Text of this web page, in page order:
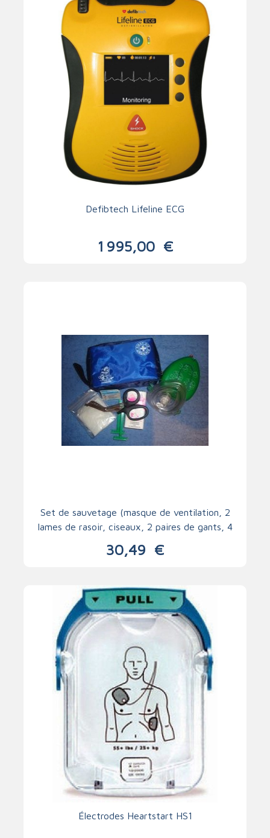
Defibtech Lifeline ECG
1 995,00 €
Set de sauvetage (masque de ventilation, 2
lames de rasoir, ciseaux, 2 paires de gants, 4
30,49 €
Électrodes Heartstart HS1